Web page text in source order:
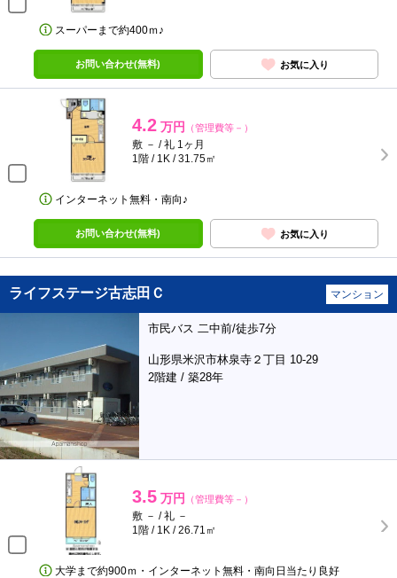
スーパーまで約400ｍ♪
お問い合わせ(無料) お気に入り
4.2 万円 （管理費等－）
敷 － / 礼 1ヶ月
1階 / 1K / 31.75㎡
インターネット無料・南向♪
お問い合わせ(無料) お気に入り
ライフステージ古志田Ｃ マンション
市民バス 二中前/徒歩7分
山形県米沢市林泉寺２丁目 10-29
2階建 / 築28年
3.5 万円 （管理費等－）
敷 － / 礼 －
1階 / 1K / 26.71㎡
大学まで約900ｍ・インターネット無料・南向日当たり良好